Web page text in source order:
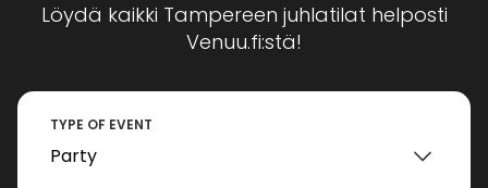
Löydä kaikki Tampereen juhlatilat helposti
Venuu.fi:stä!
TYPE OF EVENT